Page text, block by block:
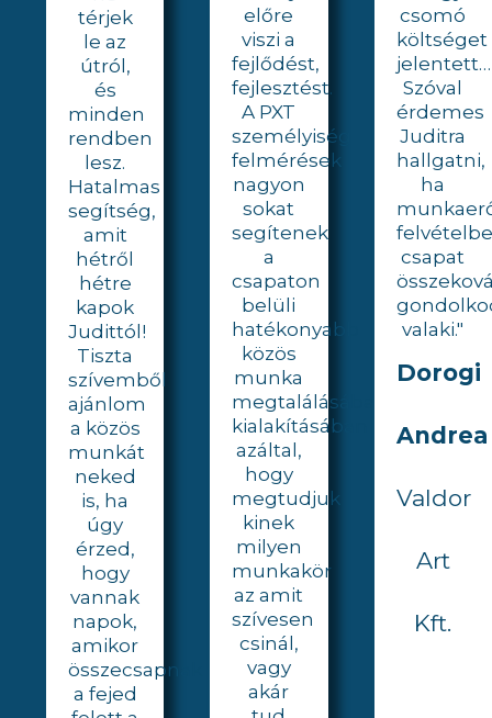
térjek
le az
útról,
és
minden
rendben
lesz.
Hatalmas
segítség,
amit
hétről
hétre
kapok
Judittól!
Tiszta
szívemből
ajánlom
a közös
munkát
neked
is, ha
úgy
érzed,
hogy
vannak
napok,
amikor
összecsapnak
a fejed
előre
viszi a
fejlődést,
fejlesztést.
A PXT
személyiség
felmérések
nagyon
sokat
segítenek
a
csapaton
belüli
hatékonyabb
közös
munka
megtalálásában,
kialakításában
azáltal,
hogy
megtudjuk
kinek
milyen
munkakör
az amit
szívesen
csinál,
vagy
akár
csomó
költséget
jelentett…
Szóval
érdemes
Juditra
hallgatni,
ha
csapat
valaki."
Dorogi
Andrea
Valdor
Art
Kft.